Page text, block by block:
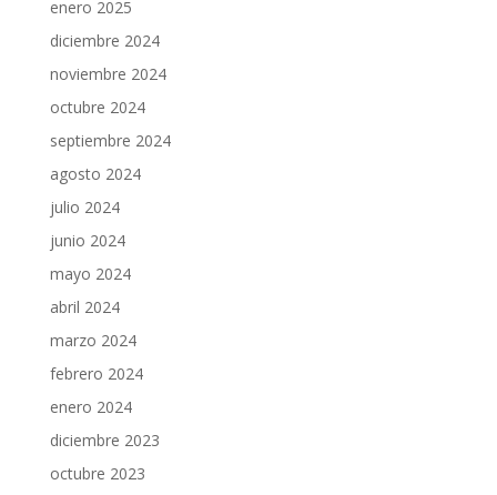
enero 2025
diciembre 2024
noviembre 2024
octubre 2024
septiembre 2024
agosto 2024
julio 2024
junio 2024
mayo 2024
abril 2024
marzo 2024
febrero 2024
enero 2024
diciembre 2023
octubre 2023